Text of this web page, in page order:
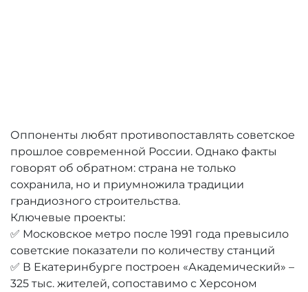
Оппоненты любят противопоставлять советское
прошлое современной России. Однако факты
говорят об обратном: страна не только
сохранила, но и приумножила традиции
грандиозного строительства.
Ключевые проекты:
✅ Московское метро после 1991 года превысило
советские показатели по количеству станций
✅ В Екатеринбурге построен «Академический» –
325 тыс. жителей, сопоставимо с Херсоном